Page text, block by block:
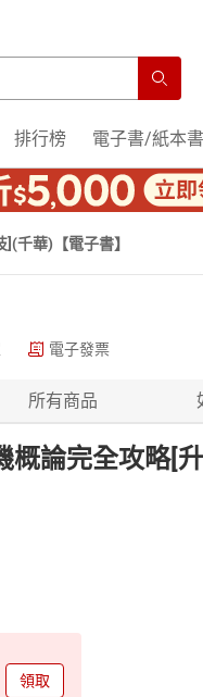
排行榜 電子書/紙本書
千華)【電子書】
電子發票
所有商品
概論完全攻略[
領取